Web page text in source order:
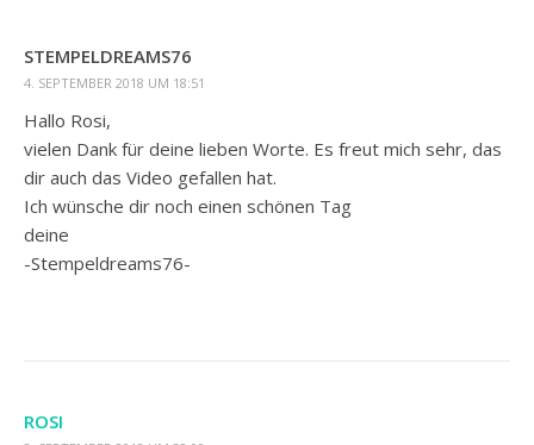
STEMPELDREAMS76
4. SEPTEMBER 2018 UM 18:51
Hallo Rosi,
vielen Dank für deine lieben Worte. Es freut mich sehr, das
dir auch das Video gefallen hat.
Ich wünsche dir noch einen schönen Tag
deine
-Stempeldreams76-
ROSI